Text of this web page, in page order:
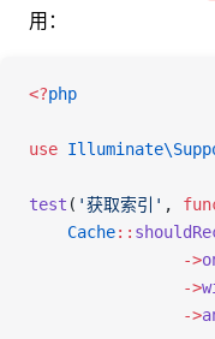
用：
<?php
use
test ( '获取索引' ,
    Cache
::
                ->
                ->
                ->